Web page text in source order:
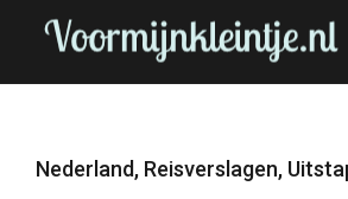
Nederland, Reisverslagen,